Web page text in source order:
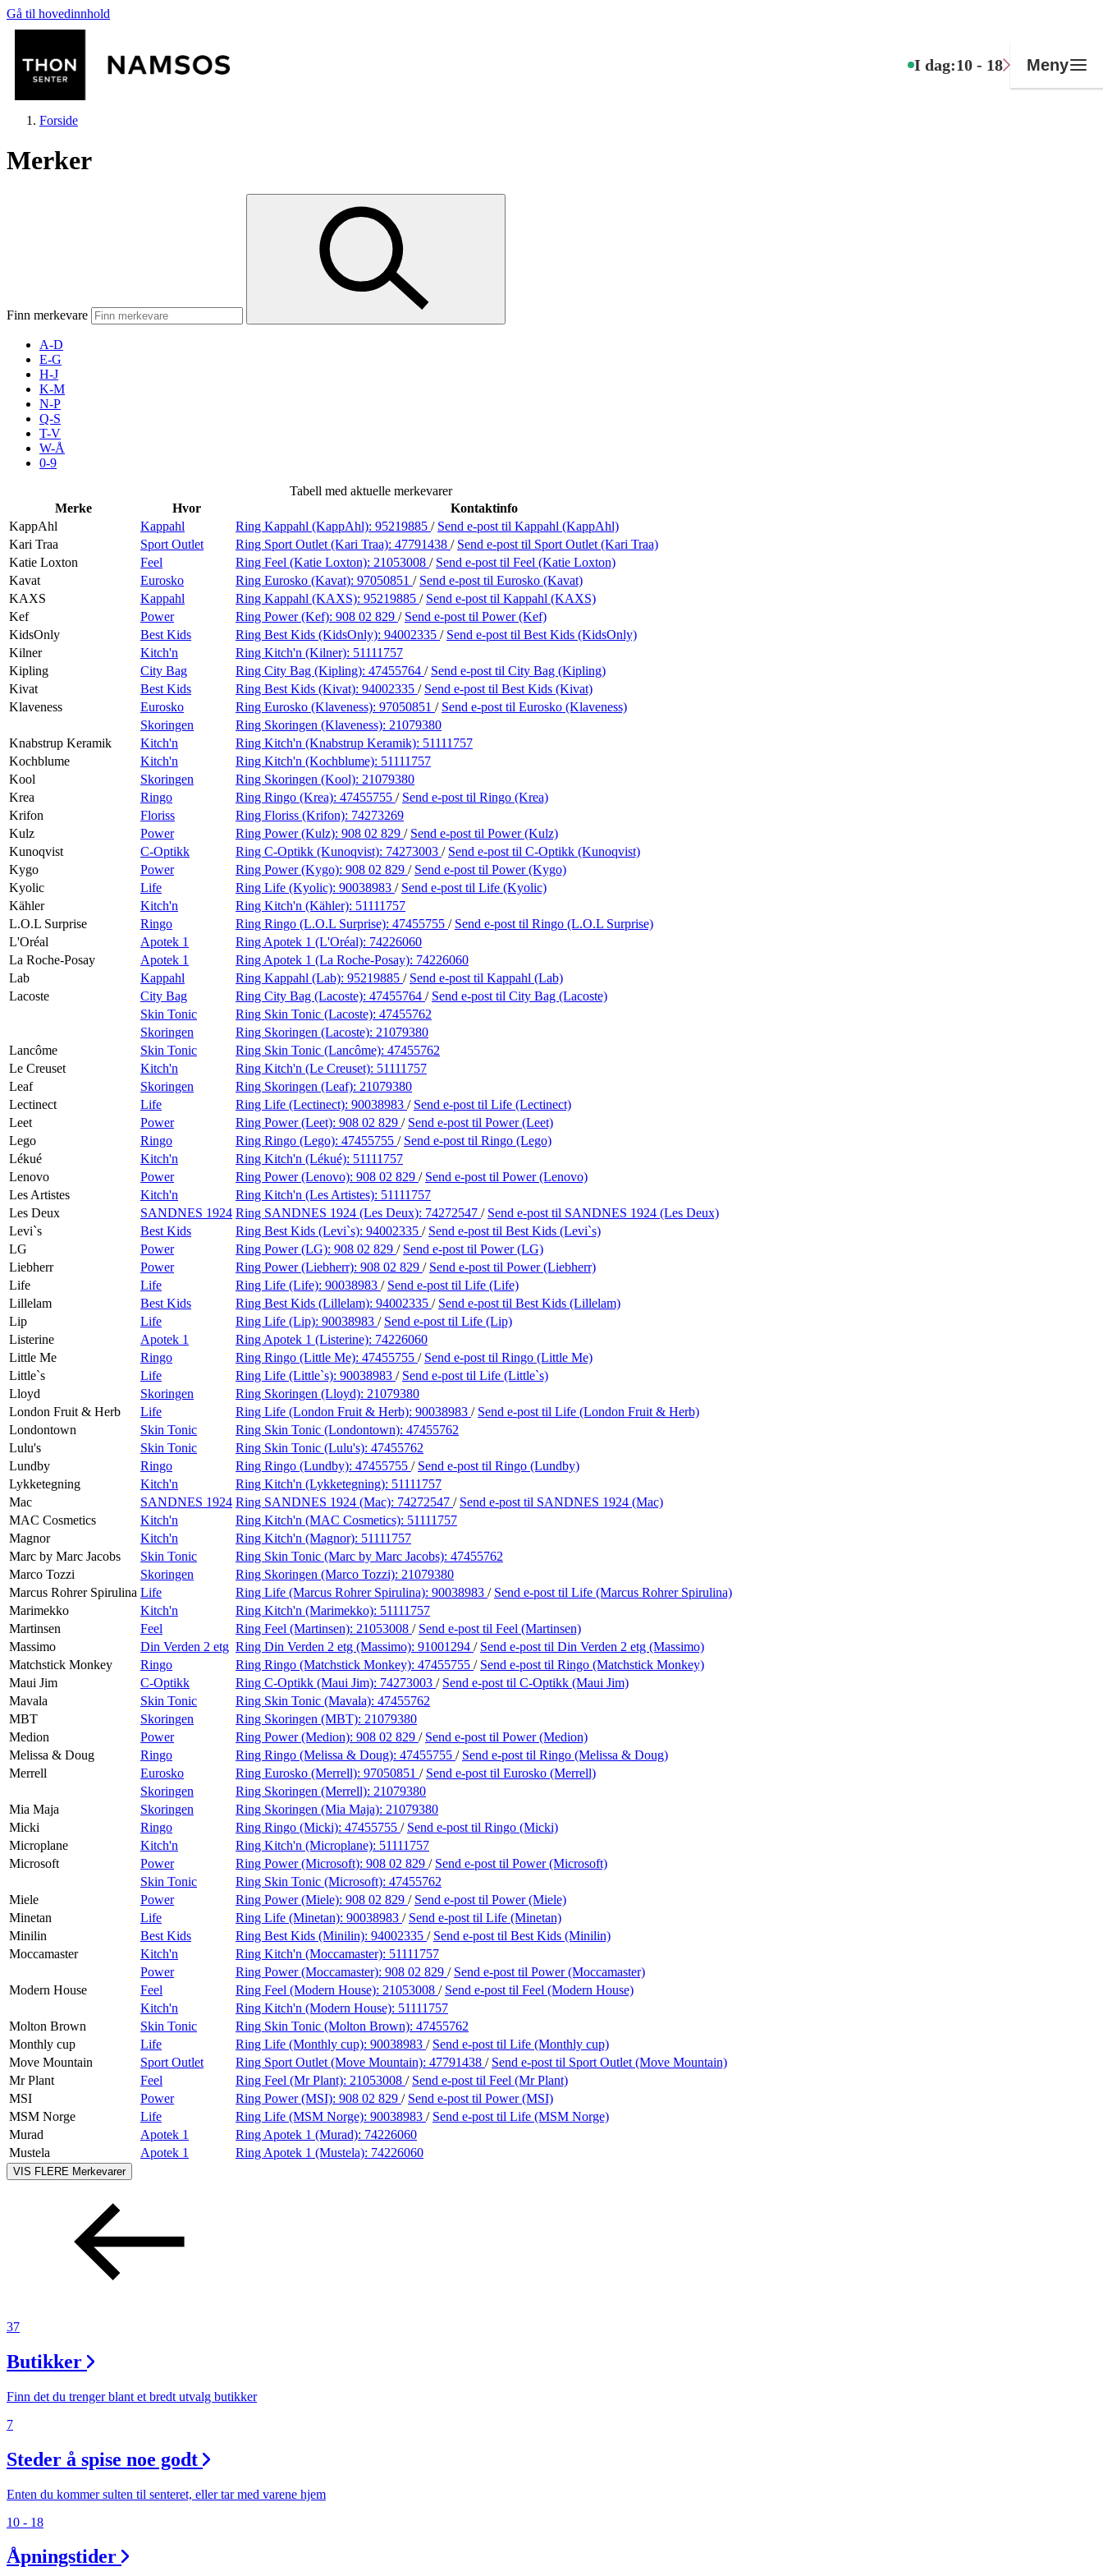
Gå til hovedinnhold
I dag:10 - 18 Meny
Mat og drikke
Inspirasjon
Åpningstider
Praktisk informasjon
Ledige stillinger
Magasin
Forside
Merker
Finn merkevare
A-D
E-G
H-J
K-M
N-P
Q-S
T-V
W-Å
0-9
Tabell med aktuelle merkevarer
Merke
Hvor
Kontaktinfo
KappAhl
Kappahl Ring Kappahl (KappAhl): 95219885 / Send e-post til Kappahl (KappAhl)
Kari Traa
Sport Outlet Ring Sport Outlet (Kari Traa): 47791438 / Send e-post til Sport Outlet (Kari Traa)
Katie Loxton
Feel Ring Feel (Katie Loxton): 21053008 / Send e-post til Feel (Katie Loxton)
Kavat
Eurosko Ring Eurosko (Kavat): 97050851 / Send e-post til Eurosko (Kavat)
KAXS
Kappahl Ring Kappahl (KAXS): 95219885 / Send e-post til Kappahl (KAXS)
Kef
Power Ring Power (Kef): 908 02 829 / Send e-post til Power (Kef)
KidsOnly
Best Kids Ring Best Kids (KidsOnly): 94002335 / Send e-post til Best Kids (KidsOnly)
Kilner
Kitch'n Ring Kitch'n (Kilner): 51111757
Kipling
City Bag Ring City Bag (Kipling): 47455764 / Send e-post til City Bag (Kipling)
Kivat
Best Kids Ring Best Kids (Kivat): 94002335 / Send e-post til Best Kids (Kivat)
Klaveness
Eurosko Ring Eurosko (Klaveness): 97050851 / Send e-post til Eurosko (Klaveness)
Skoringen
Ring Skoringen (Klaveness): 21079380
Knabstrup Keramik
Kitch'n Ring Kitch'n (Knabstrup Keramik): 51111757
Kochblume
Kitch'n Ring Kitch'n (Kochblume): 51111757
Kool
Skoringen Ring Skoringen (Kool): 21079380
Krea
Ringo Ring Ringo (Krea): 47455755 / Send e-post til Ringo (Krea)
Krifon
Floriss Ring Floriss (Krifon): 74273269
Kulz
Power Ring Power (Kulz): 908 02 829 / Send e-post til Power (Kulz)
Kunoqvist
C-Optikk Ring C-Optikk (Kunoqvist): 74273003 / Send e-post til C-Optikk (Kunoqvist)
Kygo
Power Ring Power (Kygo): 908 02 829 / Send e-post til Power (Kygo)
Kyolic
Life Ring Life (Kyolic): 90038983 / Send e-post til Life (Kyolic)
Kähler
Kitch'n Ring Kitch'n (Kähler): 51111757
L.O.L Surprise
Ringo Ring Ringo (L.O.L Surprise): 47455755 / Send e-post til Ringo (L.O.L Surprise)
L'Oréal
Apotek 1 Ring Apotek 1 (L'Oréal): 74226060
La Roche-Posay
Apotek 1 Ring Apotek 1 (La Roche-Posay): 74226060
Lab
Kappahl Ring Kappahl (Lab): 95219885 / Send e-post til Kappahl (Lab)
Lacoste
City Bag Ring City Bag (Lacoste): 47455764 / Send e-post til City Bag (Lacoste)
Skin Tonic
Ring Skin Tonic (Lacoste): 47455762
Skoringen
Ring Skoringen (Lacoste): 21079380
Lancôme
Skin Tonic Ring Skin Tonic (Lancôme): 47455762
Le Creuset
Kitch'n Ring Kitch'n (Le Creuset): 51111757
Leaf
Skoringen Ring Skoringen (Leaf): 21079380
Lectinect
Life Ring Life (Lectinect): 90038983 / Send e-post til Life (Lectinect)
Leet
Power Ring Power (Leet): 908 02 829 / Send e-post til Power (Leet)
Lego
Ringo Ring Ringo (Lego): 47455755 / Send e-post til Ringo (Lego)
Lékué
Kitch'n Ring Kitch'n (Lékué): 51111757
Lenovo
Power Ring Power (Lenovo): 908 02 829 / Send e-post til Power (Lenovo)
Les Artistes
Kitch'n Ring Kitch'n (Les Artistes): 51111757
Les Deux
SANDNES 1924 Ring SANDNES 1924 (Les Deux): 74272547 / Send e-post til SANDNES 1924 (Les Deux)
Levi`s
Best Kids Ring Best Kids (Levi`s): 94002335 / Send e-post til Best Kids (Levi`s)
LG
Power Ring Power (LG): 908 02 829 / Send e-post til Power (LG)
Liebherr
Power Ring Power (Liebherr): 908 02 829 / Send e-post til Power (Liebherr)
Life
Life Ring Life (Life): 90038983 / Send e-post til Life (Life)
Lillelam
Best Kids Ring Best Kids (Lillelam): 94002335 / Send e-post til Best Kids (Lillelam)
Lip
Life Ring Life (Lip): 90038983 / Send e-post til Life (Lip)
Listerine
Apotek 1 Ring Apotek 1 (Listerine): 74226060
Little Me
Ringo Ring Ringo (Little Me): 47455755 / Send e-post til Ringo (Little Me)
Little`s
Life Ring Life (Little`s): 90038983 / Send e-post til Life (Little`s)
Lloyd
Skoringen Ring Skoringen (Lloyd): 21079380
London Fruit & Herb
Life Ring Life (London Fruit & Herb): 90038983 / Send e-post til Life (London Fruit & Herb)
Londontown
Skin Tonic Ring Skin Tonic (Londontown): 47455762
Lulu's
Skin Tonic Ring Skin Tonic (Lulu's): 47455762
Lundby
Ringo Ring Ringo (Lundby): 47455755 / Send e-post til Ringo (Lundby)
Lykketegning
Kitch'n Ring Kitch'n (Lykketegning): 51111757
Mac
SANDNES 1924 Ring SANDNES 1924 (Mac): 74272547 / Send e-post til SANDNES 1924 (Mac)
MAC Cosmetics
Kitch'n Ring Kitch'n (MAC Cosmetics): 51111757
Magnor
Kitch'n Ring Kitch'n (Magnor): 51111757
Marc by Marc Jacobs
Skin Tonic Ring Skin Tonic (Marc by Marc Jacobs): 47455762
Marco Tozzi
Skoringen Ring Skoringen (Marco Tozzi): 21079380
Marcus Rohrer Spirulina Life Ring Life (Marcus Rohrer Spirulina): 90038983 / Send e-post til Life (Marcus Rohrer Spirulina)
Marimekko
Kitch'n Ring Kitch'n (Marimekko): 51111757
Martinsen
Feel Ring Feel (Martinsen): 21053008 / Send e-post til Feel (Martinsen)
Massimo
Din Verden 2 etg Ring Din Verden 2 etg (Massimo): 91001294 / Send e-post til Din Verden 2 etg (Massimo)
Matchstick Monkey
Ringo Ring Ringo (Matchstick Monkey): 47455755 / Send e-post til Ringo (Matchstick Monkey)
Maui Jim
C-Optikk Ring C-Optikk (Maui Jim): 74273003 / Send e-post til C-Optikk (Maui Jim)
Mavala
Skin Tonic Ring Skin Tonic (Mavala): 47455762
MBT
Skoringen Ring Skoringen (MBT): 21079380
Medion
Power Ring Power (Medion): 908 02 829 / Send e-post til Power (Medion)
Melissa & Doug
Ringo Ring Ringo (Melissa & Doug): 47455755 / Send e-post til Ringo (Melissa & Doug)
Merrell
Eurosko Ring Eurosko (Merrell): 97050851 / Send e-post til Eurosko (Merrell)
Skoringen
Ring Skoringen (Merrell): 21079380
Mia Maja
Skoringen Ring Skoringen (Mia Maja): 21079380
Micki
Ringo Ring Ringo (Micki): 47455755 / Send e-post til Ringo (Micki)
Microplane
Kitch'n Ring Kitch'n (Microplane): 51111757
Microsoft
Power Ring Power (Microsoft): 908 02 829 / Send e-post til Power (Microsoft)
Skin Tonic
Ring Skin Tonic (Microsoft): 47455762
Miele
Power Ring Power (Miele): 908 02 829 / Send e-post til Power (Miele)
Minetan
Life Ring Life (Minetan): 90038983 / Send e-post til Life (Minetan)
Minilin
Best Kids Ring Best Kids (Minilin): 94002335 / Send e-post til Best Kids (Minilin)
Moccamaster
Kitch'n Ring Kitch'n (Moccamaster): 51111757
Power
Ring Power (Moccamaster): 908 02 829 / Send e-post til Power (Moccamaster)
Modern House
Feel Ring Feel (Modern House): 21053008 / Send e-post til Feel (Modern House)
Kitch'n
Ring Kitch'n (Modern House): 51111757
Molton Brown
Skin Tonic Ring Skin Tonic (Molton Brown): 47455762
Monthly cup
Life Ring Life (Monthly cup): 90038983 / Send e-post til Life (Monthly cup)
Move Mountain
Sport Outlet Ring Sport Outlet (Move Mountain): 47791438 / Send e-post til Sport Outlet (Move Mountain)
Mr Plant
Feel Ring Feel (Mr Plant): 21053008 / Send e-post til Feel (Mr Plant)
MSI
Power Ring Power (MSI): 908 02 829 / Send e-post til Power (MSI)
MSM Norge
Life Ring Life (MSM Norge): 90038983 / Send e-post til Life (MSM Norge)
Murad
Apotek 1 Ring Apotek 1 (Murad): 74226060
Mustela
Apotek 1 Ring Apotek 1 (Mustela): 74226060
VIS FLERE Merkevarer
37
Butikker
Finn det du trenger blant et bredt utvalg butikker
7
Steder å spise noe godt
Enten du kommer sulten til senteret, eller tar med varene hjem
10 - 18
Åpningstider